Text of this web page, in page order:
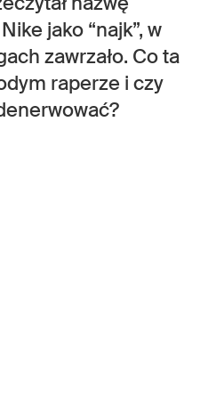
jako “najk”, w
zawrzało. Co ta
raperze i czy